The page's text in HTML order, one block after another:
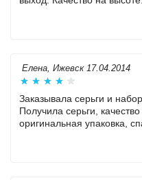
Елена, Ижевск 17.04.2014
Заказывала серьги и
Получила серьги,
оригинальная упаковка,